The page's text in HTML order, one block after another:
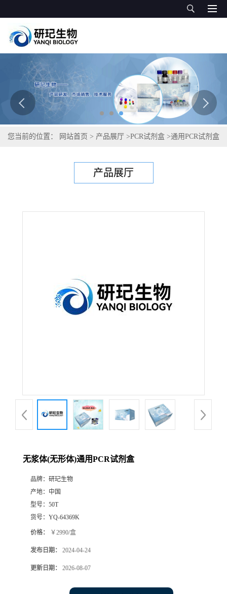
您当前的位置： 网站首页 > 产品展厅 >PCR试剂盒 >通用PCR试剂盒
产品展厅
无浆体(无形体)通用PCR试剂盒
品牌： 研玘生物
产地： 中国
型号： 50T
货号： YQ-64369K
价格： ￥2990/盒
发布日期： 2024-04-24
更新日期： 2026-08-07